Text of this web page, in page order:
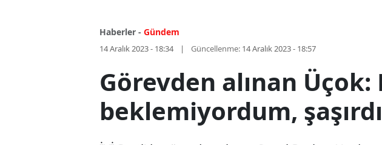
Haberler - Gündem
14 Aralık 2023 - 18:34 Güncellenme: 14 Aralık 2023 - 18:57
Görevden alınan
beklemiyordum,